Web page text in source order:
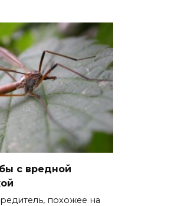
с вредной
похожее на